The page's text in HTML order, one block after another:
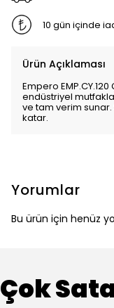
10 gün içinde
Ürün Açıklaması
Empero
endüstriyel
ve tam verim
katar.
Yorumlar
Bu ürün için henüz
Çok